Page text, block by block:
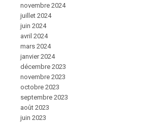
novembre 2024
juillet 2024
juin 2024
avril 2024
mars 2024
janvier 2024
décembre 2023
novembre 2023
octobre 2023
septembre 2023
août 2023
juin 2023